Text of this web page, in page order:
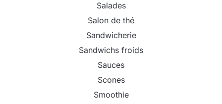
Salades
Salon de thé
Sandwicherie
Sandwichs froids
Sauces
Scones
Smoothie